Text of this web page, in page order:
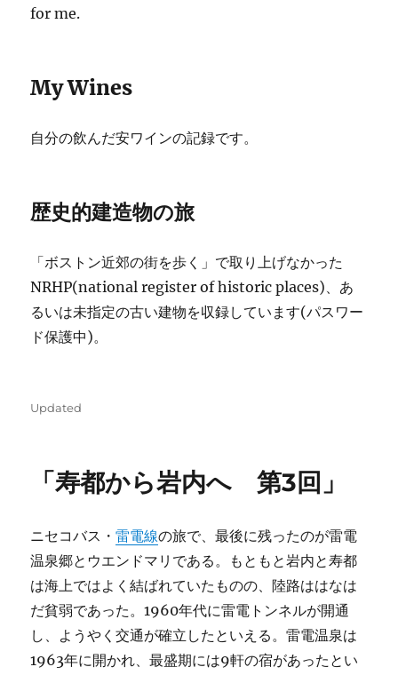
for me.
My Wines
自分の飲んだ安ワインの記録です。
歴史的建造物の旅
「ボストン近郊の街を歩く」で取り上げなかった
NRHP(national register of historic places)、あ
るいは未指定の古い建物を収録しています(パスワー
ド保護中)。
Categories
Updated
「寿都から岩内へ 第3回」
ニセコバス・雷電線の旅で、最後に残ったのが雷電
温泉郷とウエンドマリである。もともと岩内と寿都
は海上ではよく結ばれていたものの、陸路ははなは
だ貧弱であった。1960年代に雷電トンネルが開通
し、ようやく交通が確立したといえる。雷電温泉は
1963年に開かれ、最盛期には9軒の宿があったとい